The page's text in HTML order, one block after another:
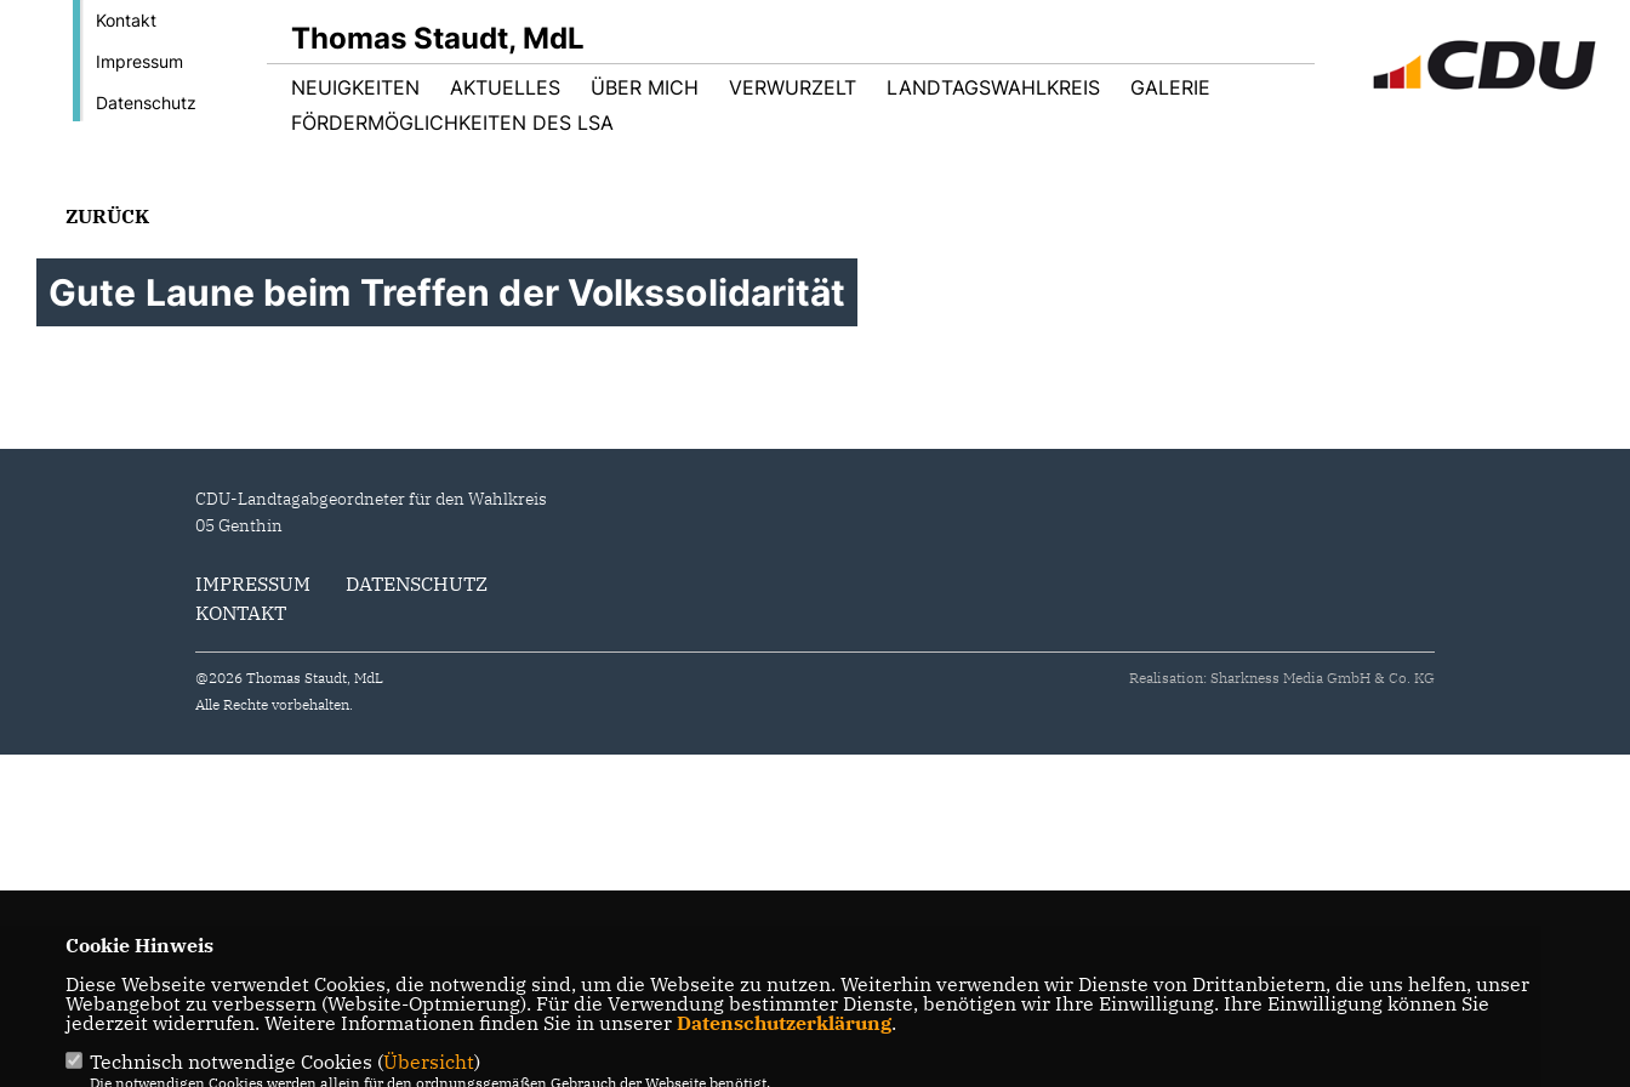
Kontakt
Impressum
Datenschutz
Thomas Staudt, MdL
NEUIGKEITEN AKTUELLES ÜBER MICH VERWURZELT LANDTAGSWAHLKREIS
GALERIE
FÖRDERMÖGLICHKEITEN DES LSA
ZURÜCK
Gute Laune beim Treffen der Volkssolidarität
CDU-Landtagabgeordneter für den Wahlkreis
05 Genthin
IMPRESSUM
DATENSCHUTZ
KONTAKT
@2026 Thomas Staudt, MdL
Alle Rechte vorbehalten.
Realisation: Sharkness Media GmbH & Co. KG
Cookie Hinweis
Diese Webseite verwendet Cookies, die notwendig sind, um die Webseite zu nutzen. Weiterhin verwenden wir Dienste von Drittanbietern, die uns helfen, unser
Webangebot zu verbessern (Website-Optmierung). Für die Verwendung bestimmter Dienste, benötigen wir Ihre Einwilligung. Ihre Einwilligung können Sie
jederzeit widerrufen. Weitere Informationen finden Sie in unserer Datenschutzerklärung.
Technisch notwendige Cookies (Übersicht)
Die notwendigen Cookies werden allein für den ordnungsgemäßen Gebrauch der Webseite benötigt.